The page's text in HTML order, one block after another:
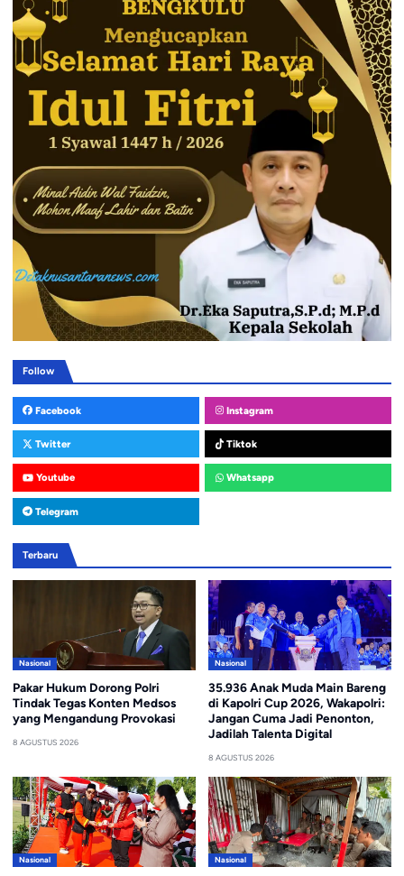
Follow
Facebook Instagram
Twitter Tiktok
Youtube Whatsapp
Telegram
Terbaru
Nasional
Pakar Hukum Dorong Polri
Tindak Tegas Konten Medsos
yang Mengandung Provokasi
8 AGUSTUS 2026
Nasional
35.936 Anak Muda Main Bareng
di Kapolri Cup 2026, Wakapolri:
Jangan Cuma Jadi Penonton,
Jadilah Talenta Digital
8 AGUSTUS 2026
Nasional Nasional